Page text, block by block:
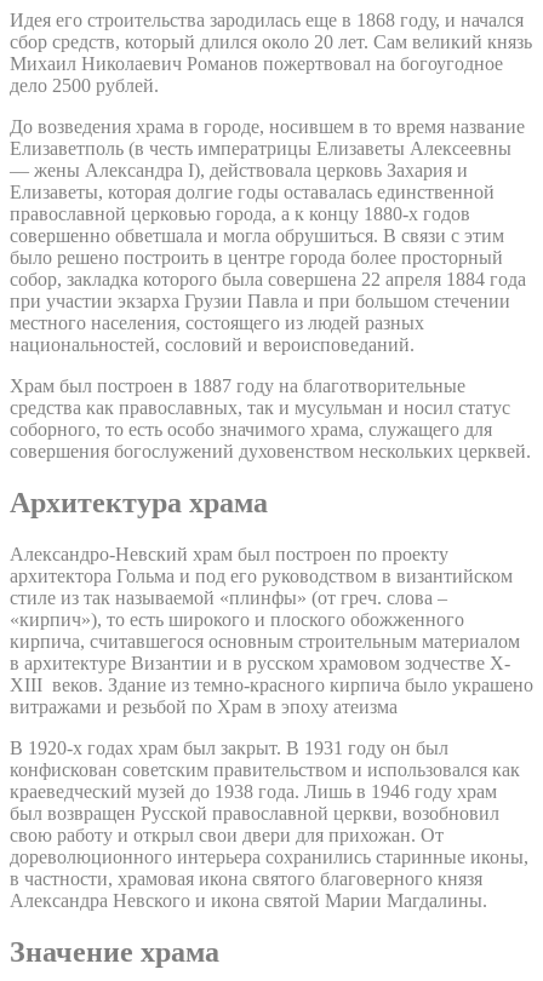
Идея его строительства зародилась еще в 1868 году, и начался
сбор средств, который длился около 20 лет. Сам великий князь
Михаил Николаевич Романов пожертвовал на богоугодное
дело 2500 рублей.
До возведения храма в городе, носившем в то время название
Елизаветполь (в честь императрицы Елизаветы Алексеевны
— жены Александра I), действовала церковь Захария и
Елизаветы, которая долгие годы оставалась единственной
православной церковью города, а к концу 1880-х годов
совершенно обветшала и могла обрушиться. В связи с этим
было решено построить в центре города более просторный
собор, закладка которого была совершена 22 апреля 1884 года
при участии экзарха Грузии Павла и при большом стечении
местного населения, состоящего из людей разных
национальностей, сословий и вероисповеданий.
Храм был построен в 1887 году на благотворительные
средства как православных, так и мусульман и носил статус
соборного, то есть особо значимого храма, служащего для
совершения богослужений духовенством нескольких церквей.
Архитектура храма
Александро-Невский храм был построен по проекту
архитектора Гольма и под его руководством в византийском
стиле из так называемой «плинфы» (от греч. слова –
«кирпич»), то есть широкого и плоского обожженного
кирпича, считавшегося основным строительным материалом
в архитектуре Византии и в русском храмовом зодчестве X-
XIII веков. Здание из темно-красного кирпича было украшено
витражами и резьбой по Храм в эпоху атеизма
В 1920-х годах храм был закрыт. В 1931 году он был
конфискован советским правительством и использовался как
краеведческий музей до 1938 года. Лишь в 1946 году храм
был возвращен Русской православной церкви, возобновил
свою работу и открыл свои двери для прихожан. От
дореволюционного интерьера сохранились старинные иконы,
в частности, храмовая икона святого благоверного князя
Александра Невского и икона святой Марии Магдалины.
Значение храма